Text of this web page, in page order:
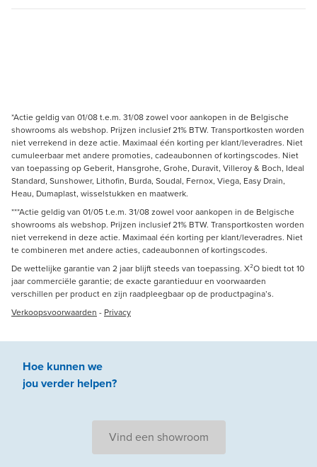
*Actie geldig van 01/08 t.e.m. 31/08 zowel voor aankopen in de Belgische
showrooms als webshop. Prijzen inclusief 21% BTW. Transportkosten worden
niet verrekend in deze actie. Maximaal één korting per klant/leveradres. Niet
cumuleerbaar met andere promoties, cadeaubonnen of kortingscodes. Niet
van toepassing op Geberit, Hansgrohe, Grohe, Duravit, Villeroy & Boch, Ideal
Standard, Sunshower, Lithofin, Burda, Soudal, Fernox, Viega, Easy Drain,
Heau, Dumaplast, wisselstukken en maatwerk.
***Actie geldig van 01/05 t.e.m. 31/08 zowel voor aankopen in de Belgische
showrooms als webshop. Prijzen inclusief 21% BTW. Transportkosten worden
niet verrekend in deze actie. Maximaal één korting per klant/leveradres. Niet
te combineren met andere acties, cadeaubonnen of kortingscodes.
De wettelijke garantie van 2 jaar blijft steeds van toepassing. X²O biedt tot 10
jaar commerciële garantie; de exacte garantieduur en voorwaarden
verschillen per product en zijn raadpleegbaar op de productpagina’s.
Verkoopsvoorwaarden - Privacy
Hoe kunnen we
jouverder helpen?
Vind een showroom